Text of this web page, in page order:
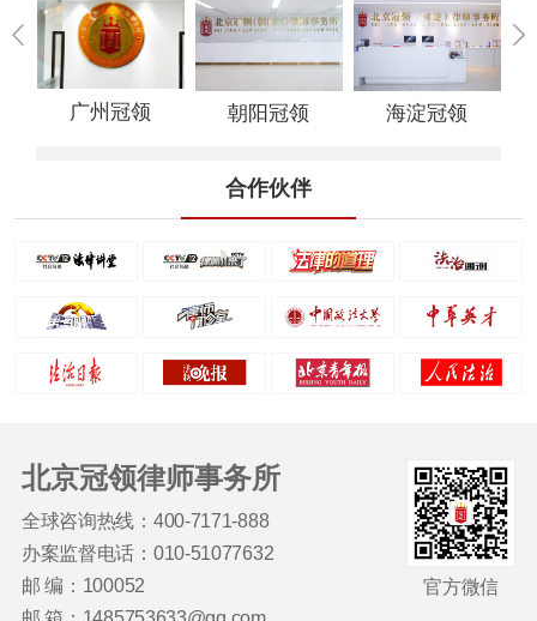
广州冠领 朝阳冠领 海淀冠领
合作伙伴
北京冠领律师事务所
全球咨询热线：400-7171-888
办案监督电话：010-51077632
邮 编：100052
官方微信